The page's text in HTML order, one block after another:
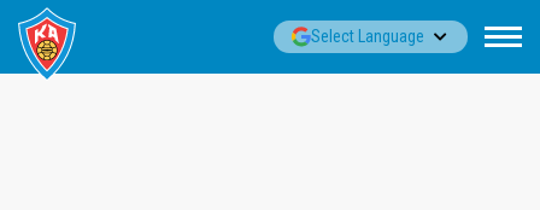
Fara
Select Language▼